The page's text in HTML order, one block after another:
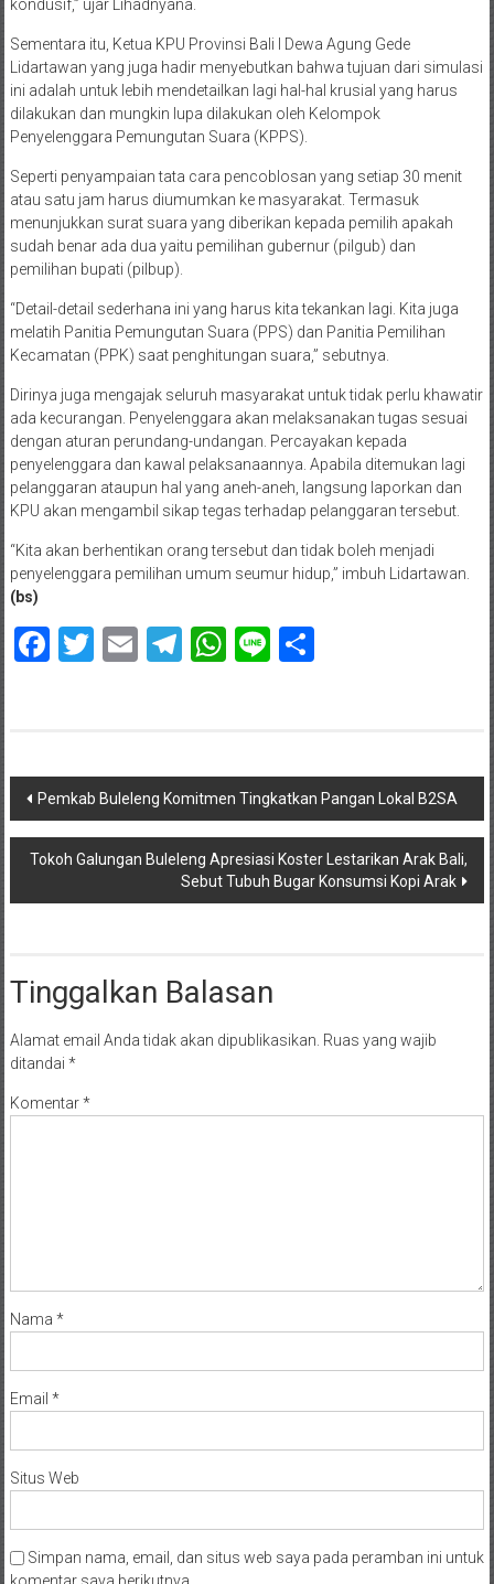
kondusif,” ujar Lihadnyana.
Sementara itu, Ketua KPU Provinsi Bali I Dewa Agung Gede
Lidartawan yang juga hadir menyebutkan bahwa tujuan dari simulasi
ini adalah untuk lebih mendetailkan lagi hal-hal krusial yang harus
dilakukan dan mungkin lupa dilakukan oleh Kelompok
Penyelenggara Pemungutan Suara (KPPS).
Seperti penyampaian tata cara pencoblosan yang setiap 30 menit
atau satu jam harus diumumkan ke masyarakat. Termasuk
menunjukkan surat suara yang diberikan kepada pemilih apakah
sudah benar ada dua yaitu pemilihan gubernur (pilgub) dan
pemilihan bupati (pilbup).
“Detail-detail sederhana ini yang harus kita tekankan lagi. Kita juga
melatih Panitia Pemungutan Suara (PPS) dan Panitia Pemilihan
Kecamatan (PPK) saat penghitungan suara,” sebutnya.
Dirinya juga mengajak seluruh masyarakat untuk tidak perlu khawatir
ada kecurangan. Penyelenggara akan melaksanakan tugas sesuai
dengan aturan perundang-undangan. Percayakan kepada
penyelenggara dan kawal pelaksanaannya. Apabila ditemukan lagi
pelanggaran ataupun hal yang aneh-aneh, langsung laporkan dan
KPU akan mengambil sikap tegas terhadap pelanggaran tersebut.
“Kita akan berhentikan orang tersebut dan tidak boleh menjadi
penyelenggara pemilihan umum seumur hidup,” imbuh Lidartawan.
(bs)
Facebook
Twitter
EmailTelegram
WhatsApp
LineShare
Navigasi
pos
Pemkab Buleleng Komitmen Tingkatkan Pangan Lokal B2SA
Tokoh Galungan Buleleng Apresiasi Koster Lestarikan Arak Bali,
Sebut Tubuh Bugar Konsumsi Kopi Arak
Tinggalkan Balasan
Alamat email Anda tidak akan dipublikasikan. Ruas yang wajib
ditandai *
Komentar*
Nama *
Email *
Situs Web
Simpan nama, email, dan situs web saya pada peramban ini untuk
komentar saya berikutnya.